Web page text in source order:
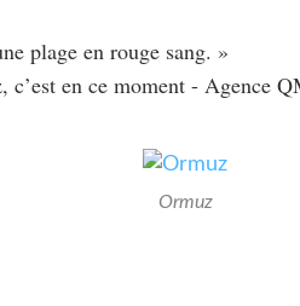
plage en rouge sang. »
c’est en ce moment - Agence
Ormuz